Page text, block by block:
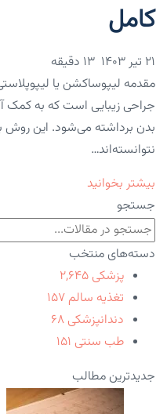
کامل
۲۱ تیر ۱۴۰۳
مقدمه لیپوساکشن یا
جراحی زیبایی است که به کمک
بدن برداشته می‌شود. این روش
نتوانسته‌اند…
بیشتر بخوانید
جستجو
دسته‌های منتخب
پزشکی ۲,۶۴۵
تغذیه سالم ۱۵۷
دندانپزشکی ۶۸
طب سنتی ۱۵۱
جدیدترین مطالب